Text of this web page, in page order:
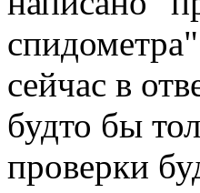
сейчас в
будто бы
проверки